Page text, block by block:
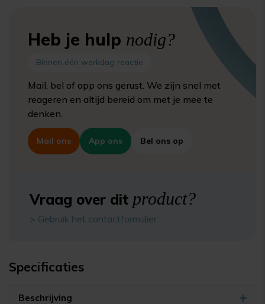
Heb je hulp nodig?
Binnen één werkdag reactie
Mail, bel of app ons gerust. We zijn snel met
reageren en altijd bereid om met je mee te
denken.
Mail ons App ons Bel ons op
Vraag over dit product?
> Gebruik het contactformulier
Specificaties
Beschrijving